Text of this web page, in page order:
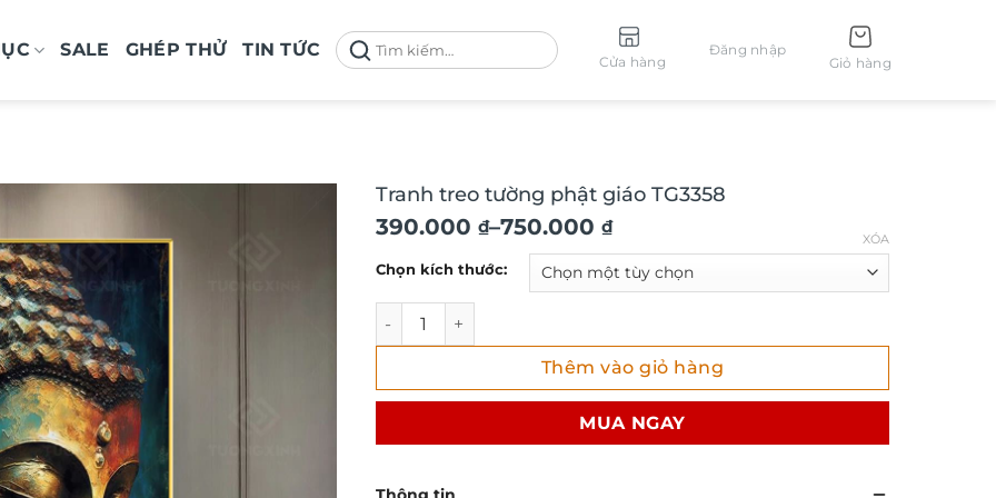
SALE GHÉP THỬ TIN TỨC
Tìm
kiếm:
Cửa hàng
Đăng nhập
Giỏ hàng
Tranh treo tường phật giáo TG3358
390.000 ₫–750.000 ₫
Khoảng
giá:
390.000 ₫
750.000 ₫
Chọn kích thước:
XÓA
Tranh treo tường phật giáo TG3358 số lượng
Thêm vào giỏ hàng
MUA NGAY